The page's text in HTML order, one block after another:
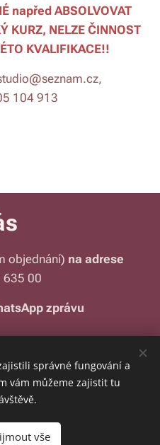
napřed ABSOLVOVAT
KURZ, NELZE ČINNOST
KVALIFIKACE!!
104 913
objednání) na adrese
635 00
zprávu
Pexels
správné fungování a
vám můžeme zajistit tu
vše